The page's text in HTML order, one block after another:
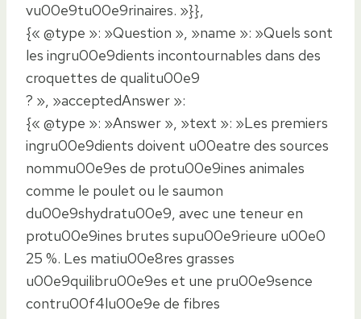
vu00e9tu00e9rinaires. »}},
{« @type »: »Question », »name »: »Quels sont
les ingru00e9dients incontournables dans des
croquettes de qualitu00e9
? », »acceptedAnswer »:
{« @type »: »Answer », »text »: »Les premiers
ingru00e9dients doivent u00eatre des sources
nommu00e9es de protu00e9ines animales
comme le poulet ou le saumon
du00e9shydratu00e9, avec une teneur en
protu00e9ines brutes supu00e9rieure u00e0
25 %. Les matiu00e8res grasses
u00e9quilibru00e9es et une pru00e9sence
contru00f4lu00e9e de fibres